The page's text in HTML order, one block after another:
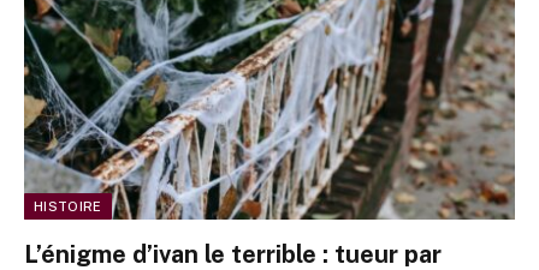
HISTOIRE
L’énigme d’ivan le terrible : tueur par